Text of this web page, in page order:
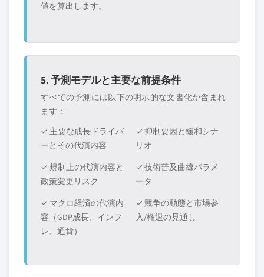
値を算出します。
5. 予測モデルと主要な前提条件
すべての予測には以下の明示的な文書化が含まれ
ます：
✓ 主要な成長ドライバ
ーとその代演内容
✓ 抑制要因と緩和シナ
リオ
✓ 規制上の代演内容と
政策変更リスク
✓ 技術普及曲線パラメ
ータ
✓ マクロ経済の代演内
容（GDP成長、インフ
レ、通貨）
✓ 競争の動態と市場参
入/椭退の見通し